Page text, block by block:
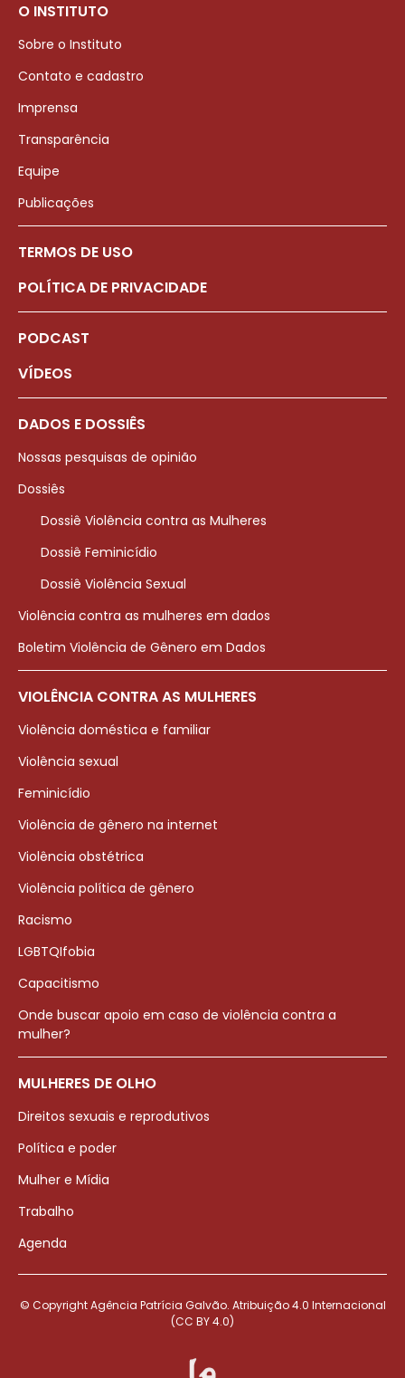
O INSTITUTO
Sobre o Instituto
Contato e cadastro
Imprensa
Transparência
Equipe
Publicações
TERMOS DE USO
POLÍTICA DE PRIVACIDADE
PODCAST
VÍDEOS
DADOS E DOSSIÊS
Nossas pesquisas de opinião
Dossiês
Dossiê Violência contra as Mulheres
Dossiê Feminicídio
Dossiê Violência Sexual
Violência contra as mulheres em dados
Boletim Violência de Gênero em Dados
VIOLÊNCIA CONTRA AS MULHERES
Violência doméstica e familiar
Violência sexual
Feminicídio
Violência de gênero na internet
Violência obstétrica
Violência política de gênero
Racismo
LGBTQIfobia
Capacitismo
Onde buscar apoio em caso de violência contra a
mulher?
MULHERES DE OLHO
Direitos sexuais e reprodutivos
Política e poder
Mulher e Mídia
Trabalho
Agenda
© Copyright Agência Patrícia Galvão. Atribuição 4.0 Internacional
(CC BY 4.0)